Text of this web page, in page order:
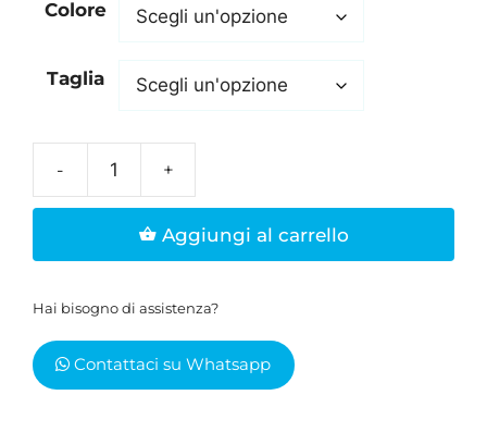
Colore
Taglia
unisex
Iryde
modello
MENTALI"
quantità
Aggiungi al carrello
Hai bisogno di assistenza?
Contattaci su Whatsapp